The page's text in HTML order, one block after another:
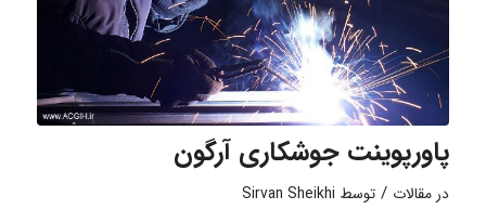
پاورپوینت جوشکاری آرگون
در مقالات / توسط Sirvan Sheikhi